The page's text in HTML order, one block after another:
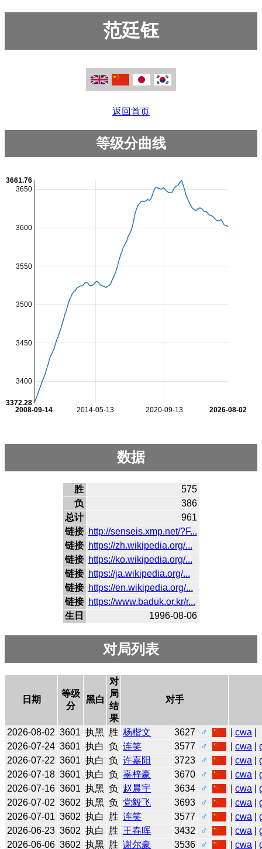
范廷钰
返回首页
等级分曲线
2014-05-13 2020-09-13
2008-09-14 2026-08-02
3400
3450
3500
3550
3600
3650
3372.28
3661.76
数据
胜
575
负
386
总计
961
链接 http://senseis.xmp.net/?F...
链接 https://zh.wikipedia.org/...
链接 https://ko.wikipedia.org/...
链接 https://ja.wikipedia.org/...
链接 https://en.wikipedia.org/...
链接 https://www.baduk.or.kr/r...
生日
1996-08-06
对局列表
日期
等级
分
黑白
对
局
结
果
对手
2026-08-02 3601 执黑 胜 杨楷文 3627 ♂ |cwa
2026-07-24 3601 执白 负 连笑 3577 ♂ |cwa |
2026-07-22 3601 执白 负 许嘉阳 3723 ♂ |cwa |
2026-07-18 3601 执白 负 辜梓豪 3670 ♂ |cwa |
2026-07-16 3601 执黑 负 赵晨宇 3634 ♂ |cwa |
2026-07-02 3602 执黑 负 党毅飞 3693 ♂ |cwa |
2026-07-01 3602 执白 胜 连笑 3577 ♂ |cwa |
2026-06-23 3602 执白 胜 王春晖 3432 ♂ |cwa |
2026-06-06 3602 执黑 胜 谢尔豪 3536 ♂ |cwa |